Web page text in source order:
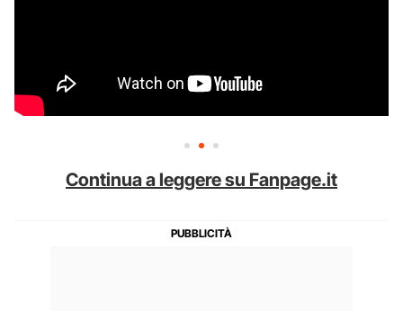
Continua a leggere su Fanpage.it